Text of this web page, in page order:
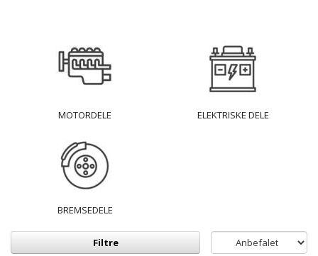
MOTORDELE ELEKTRISKE DELE
BREMSEDELE
Filtre